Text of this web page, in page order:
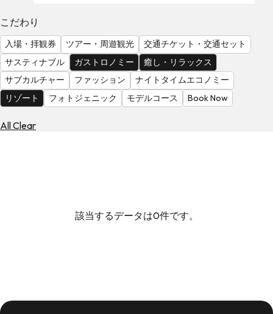
を
見
る
こだわり
入場・拝観券 ツアー・周遊観光
交通チケット・交通セット
サスティナブル
ガストロノミー
癒し・リラックス
サブカルチャー
ファッション
ナイトタイムエコノミー
リゾート
フォトジェニック モデルコース Book Now
All Clear
該当するデータは0件です。